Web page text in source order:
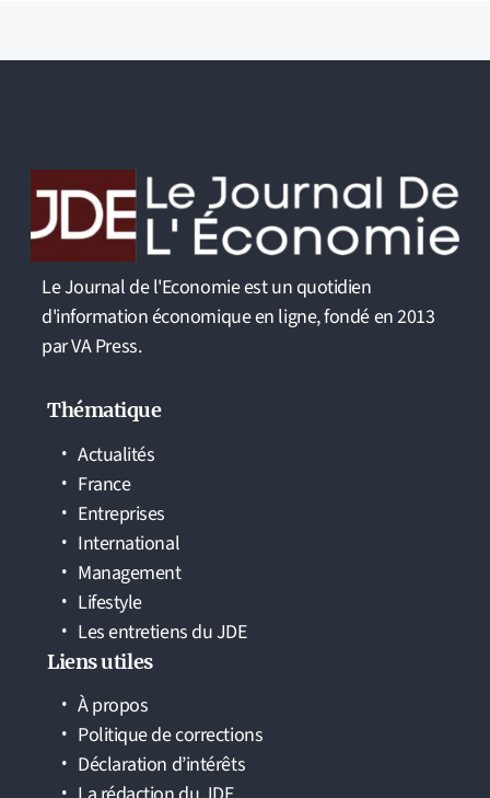
Le Journal de l'Economie est un quotidien
d'information économique en ligne, fondé en 2013
par VA Press.
Thématique
Actualités
France
Entreprises
International
Management
Lifestyle
Les entretiens du JDE
Liens utiles
À propos
Politique de corrections
Déclaration d’intérêts